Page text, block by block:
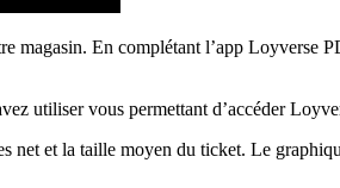
magasin. En complétant l’app Loyverse
utiliser vous permettant d’accéder
et la taille moyen du ticket. Le